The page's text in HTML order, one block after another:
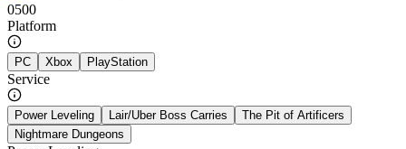
0500
Platform
PC Xbox PlayStation
Service
Power Leveling Lair/Uber Boss Carries
The Pit of Artificers
Nightmare Dungeons